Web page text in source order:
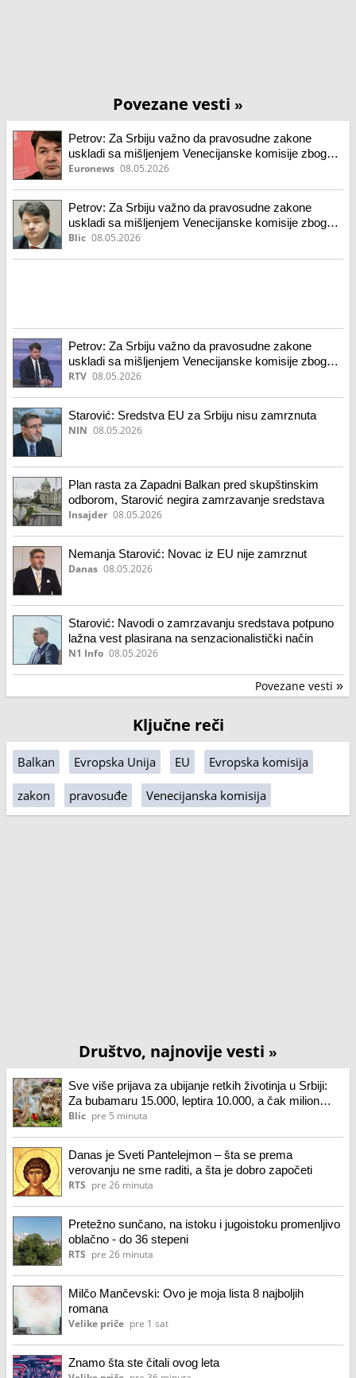
Povezane vesti »
Petrov: Za Srbiju važno da pravosudne zakone
uskladi sa mišljenjem Venecijanske komisije zbog
EU puta
Euronews 08.05.2026
Petrov: Za Srbiju važno da pravosudne zakone
uskladi sa mišljenjem Venecijanske komisije zbog
EU puta
Blic 08.05.2026
Petrov: Za Srbiju važno da pravosudne zakone
uskladi sa mišljenjem Venecijanske komisije zbog
EU puta
RTV 08.05.2026
Starović: Sredstva EU za Srbiju nisu zamrznuta
NIN 08.05.2026
Plan rasta za Zapadni Balkan pred skupštinskim
odborom, Starović negira zamrzavanje sredstava
Insajder 08.05.2026
Nemanja Starović: Novac iz EU nije zamrznut
Danas 08.05.2026
Starović: Navodi o zamrzavanju sredstava potpuno
lažna vest plasirana na senzacionalistički način
N1 Info 08.05.2026
Povezane vesti »
Ključne reči
Balkan Evropska Unija EU Evropska komisija
zakon pravosuđe Venecijanska komisija
Društvo, najnovije vesti »
Sve više prijava za ubijanje retkih životinja u Srbiji:
Za bubamaru 15.000, leptira 10.000, a čak milion
dinara za ovu vrstu
Blic pre 5 minuta
Danas je Sveti Pantelejmon – šta se prema
verovanju ne sme raditi, a šta je dobro započeti
RTS pre 26 minuta
Pretežno sunčano, na istoku i jugoistoku promenljivo
oblačno - do 36 stepeni
RTS pre 26 minuta
Milčo Mančevski: Ovo je moja lista 8 najboljih
romana
Velike priče pre 1 sat
Znamo šta ste čitali ovog leta